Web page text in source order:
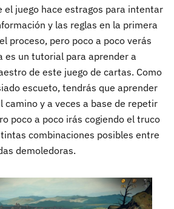
el juego hace estragos para intentar
y las reglas en la primera
proceso, pero poco a poco verás
es un tutorial para aprender a
de este juego de cartas. Como
escueto, tendrás que aprender
camino y a veces a base de repetir
poco a poco irás cogiendo el truco
combinaciones posibles entre
demoledoras.